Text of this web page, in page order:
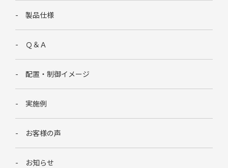
製品仕様
Ｑ＆Ａ
配置・制御イメージ
実施例
お客様の声
お知らせ